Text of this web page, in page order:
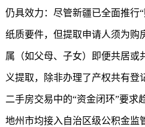
仍具效力：尽管新疆已全面推行
纸质要件，但提取申请人须为购
属（如父母、子女）即便共居或
义提取，除非办理了产权共有登
二手房交易中的“资金闭环”要求
地州市均接入自治区级公积金监